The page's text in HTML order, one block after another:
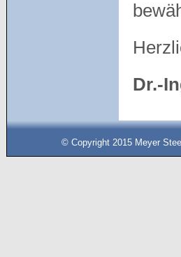
Dr.-
© Copyright 2015 Meyer